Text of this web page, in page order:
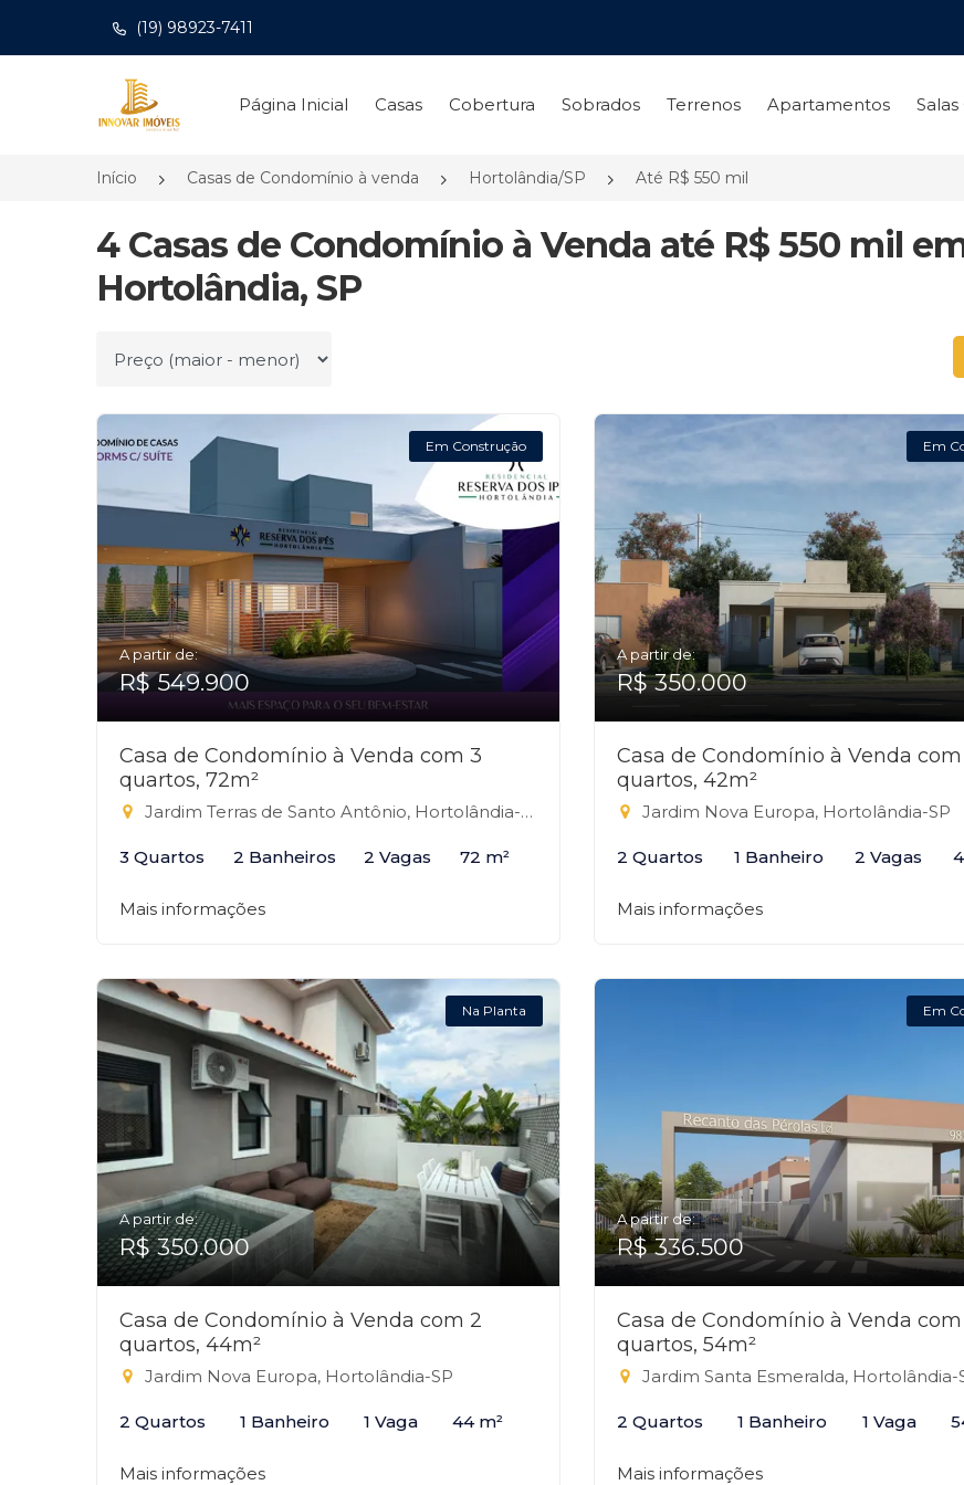
(19) 98923-7411
Página inicial
Página Inicial Casas Cobertura Sobrados Terrenos Apartamentos
Início Casas de Condomínio à venda Hortolândia/SP Até R$ 550 mil
4 Casas de Condomínio à Venda até R$ 550 mil
Hortolândia, SP
Ordenar por
Em Construção
A partir de:
R$ 549.900
Casa de Condomínio à Venda com 3
quartos, 72m²
Jardim Terras de Santo Antônio, Hortolândia-SP
3 Quartos 2 Banheiros 2 Vagas 72 m²
Mais informações
Em
A partir de:
R$ 350.000
Casa de Condomínio à Venda
quartos, 42m²
Jardim Nova Europa, Hortolândia-SP
2 Quartos 1 Banheiro 2 Vagas
Mais informações
Na Planta
A partir de:
R$ 350.000
Casa de Condomínio à Venda com 2
quartos, 44m²
Jardim Nova Europa, Hortolândia-SP
2 Quartos 1 Banheiro 1 Vaga 44 m²
Mais informações
Em
A partir de:
R$ 336.500
Casa de Condomínio à Venda
quartos, 54m²
Jardim Santa Esmeralda, Hortolândia-
2 Quartos 1 Banheiro 1 Vaga
Mais informações